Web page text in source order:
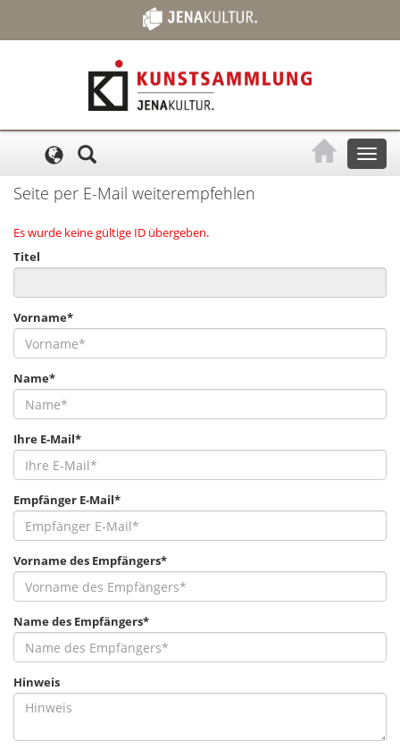
Toggle
Seite per E-Mail weiterempfehlen
Es wurde keine gültige ID übergeben.
Titel
Vorname*
Name*
Ihre E-Mail*
Empfänger E-Mail*
Vorname des Empfängers*
Name des Empfängers*
Hinweis